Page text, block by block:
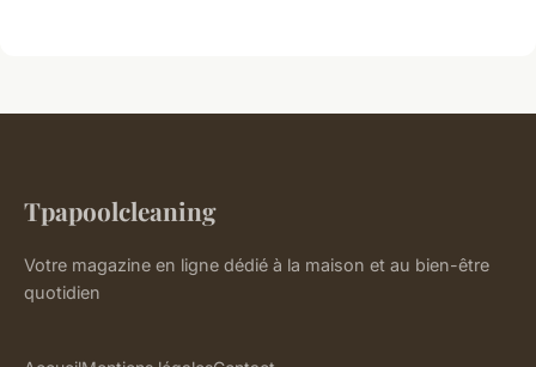
Tpapoolcleaning
Votre magazine en ligne dédié à la maison et au bien-être
quotidien